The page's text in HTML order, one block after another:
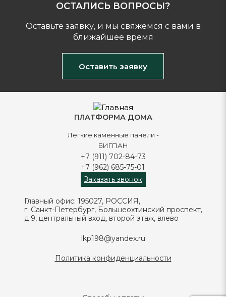
ОСТАЛИСЬ ВОПРОСЫ?
Оставьте заявку, и мы свяжемся с вами в
ближайшее время
Оставить заявку
ПЛАТФОРМА ДОМА
Легкие каменные панели -
БИГПАН
+7 (911) 702-84-73
+7 (962) 685-75-01
Заказать звонок
Главный офис: 195027, РОССИЯ,
г. Санкт-Петербург, Большеохтинский проспект,
д.9, центральный вход, второй этаж, влево
lkp198@yandex.ru
Политика конфиденциальности